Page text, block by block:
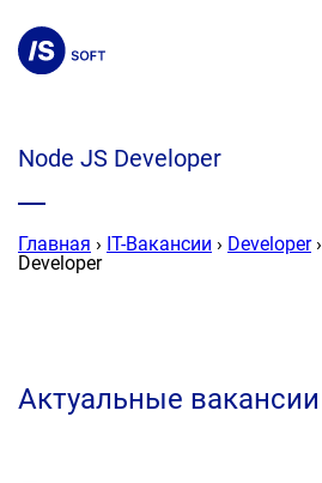
Node JS Developer
Главная › IT-Вакансии › Developer›
Developer
Актуальные вакансии